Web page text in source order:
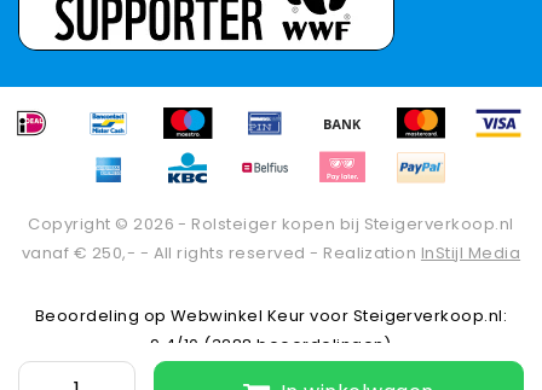
Copyright © 2026 - Rolsteiger kopen bij Steigerverkoop.nl
vanaf € 250,- - All rights reserved - Realization InStijl Media
Beoordeling op Webwinkel Keur voor Steigerverkoop.nl:
9.4/10 (3288 beoordelingen)